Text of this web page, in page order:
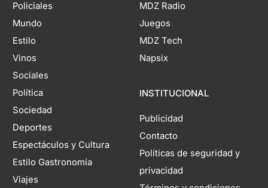
Policiales
Mundo
Estilo
Vinos
Sociales
Política
Sociedad
Deportes
Espectáculos y Cultura
Estilo Gastronomía
Viajes
MDZ Radio
Juegos
MDZ Tech
Napsix
INSTITUCIONAL
Publicidad
Contacto
Políticas de seguridad y
privacidad